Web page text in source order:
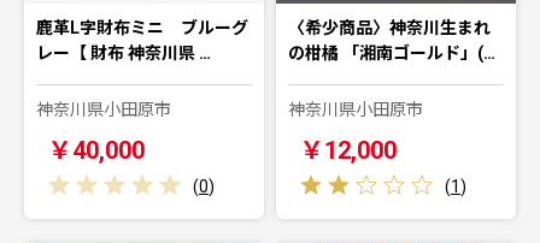
鹿革L字財布ミニ ブルーグ
レー【 財布 神奈川県 …
神奈川県小田原市
￥40,000
(0)
〈希少商品〉神奈川生まれ
の柑橘 「湘南ゴールド」(…
神奈川県小田原市
￥12,000
(1)